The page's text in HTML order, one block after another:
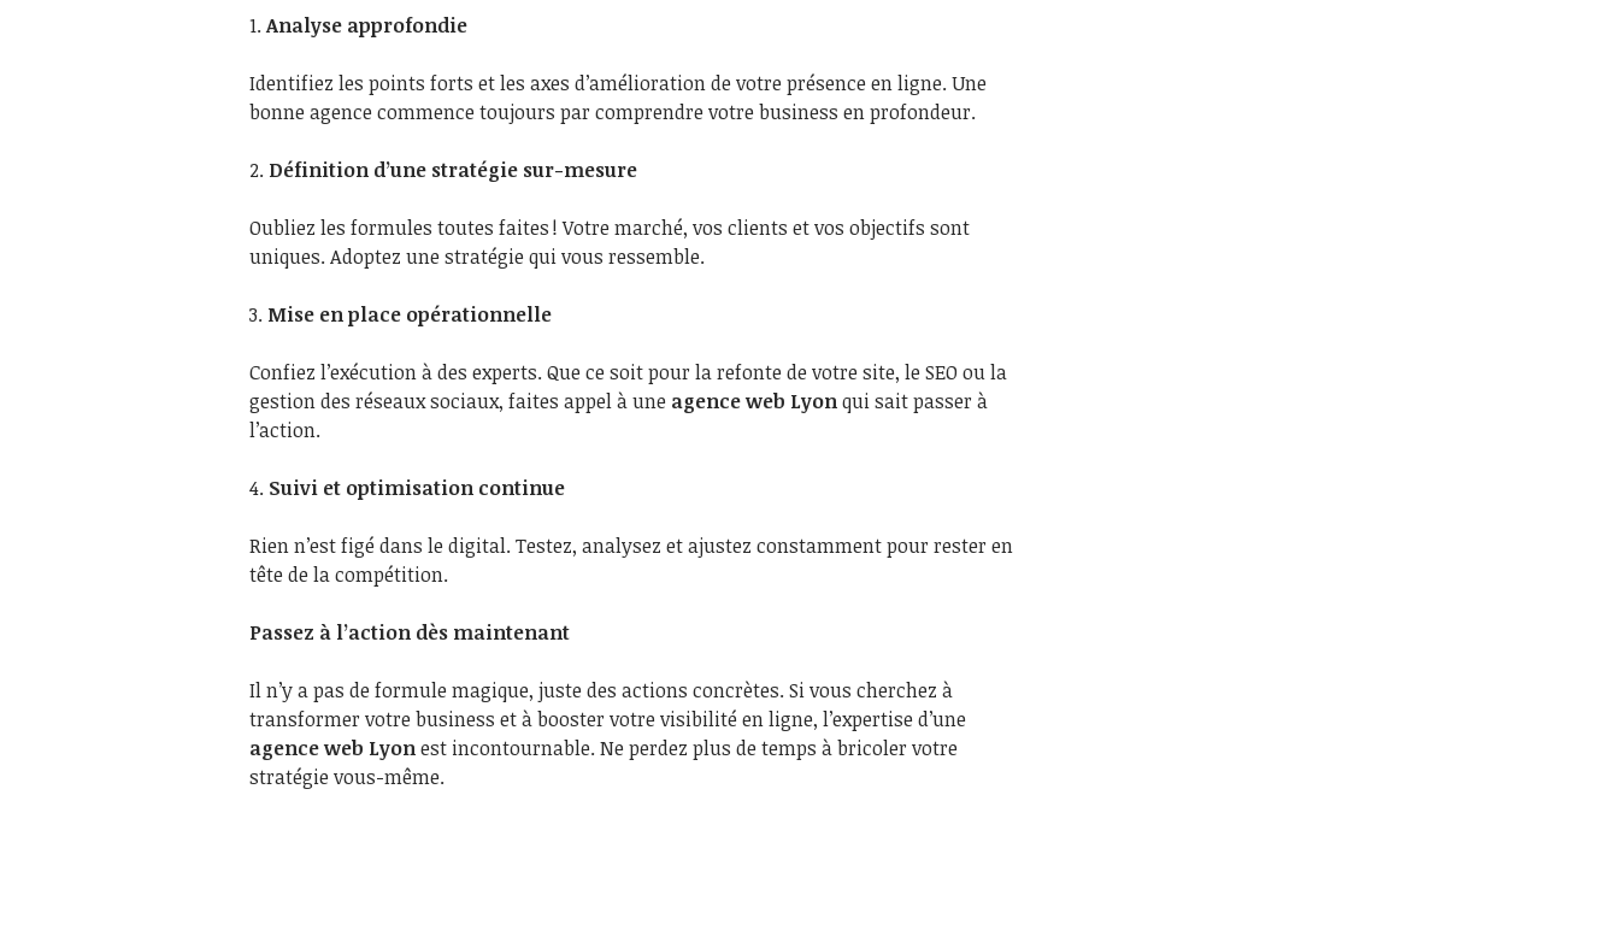
1.Analyse approfondie
Identifiez les points forts et les axes d’amélioration de votre présence en ligne. Une
bonne agence commence toujours par comprendre votre business en profondeur.
2. Définition d’une stratégie sur-mesure
Oubliez les formules toutes faites ! Votre marché, vos clients et vos objectifs sont
uniques. Adoptez une stratégie qui vous ressemble.
3. Mise en place opérationnelle
Confiez l’exécution à des experts. Que ce soit pour la refonte de votre site, le SEO ou la
gestion des réseaux sociaux, faites appel à une agence web Lyonqui sait passer à
l’action.
4. Suivi et optimisation continue
Rien n’est figé dans le digital. Testez, analysez et ajustez constamment pour rester en
tête de la compétition.
Passez à l’action dès maintenant
Il n’y a pas de formule magique, juste des actions concrètes. Si vous cherchez à
transformer votre business et à booster votre visibilité en ligne, l’expertise d’une
agence web Lyonest incontournable. Ne perdez plus de temps à bricoler votre
stratégie vous-même.